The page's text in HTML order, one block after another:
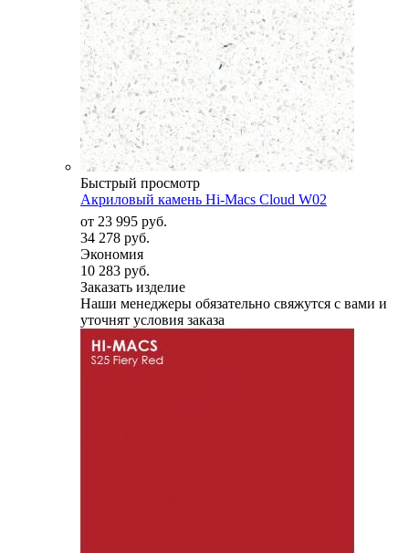
Быстрый просмотр
Акриловый камень Hi-Macs Cloud W02
от 23 995 руб.
34 278 руб.
Экономия
10 283 руб.
Заказать изделие
Наши менеджеры обязательно свяжутся с вами и
уточнят условия заказа